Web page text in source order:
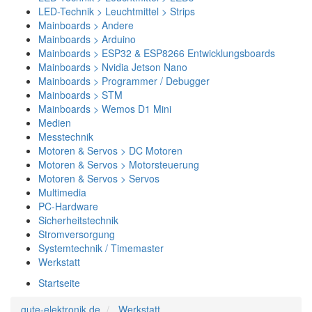
LED-Technik > Leuchtmittel > Strips
Mainboards > Andere
Mainboards > Arduino
Mainboards > ESP32 & ESP8266 Entwicklungsboards
Mainboards > Nvidia Jetson Nano
Mainboards > Programmer / Debugger
Mainboards > STM
Mainboards > Wemos D1 Mini
Medien
Messtechnik
Motoren & Servos > DC Motoren
Motoren & Servos > Motorsteuerung
Motoren & Servos > Servos
Multimedia
PC-Hardware
Sicherheitstechnik
Stromversorgung
Systemtechnik / Timemaster
Werkstatt
Startseite
gute-elektronik.de
Werkstatt